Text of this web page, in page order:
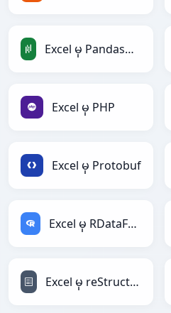
Excel မှ PandasDataFrame
Excel မှ PHP
Excel မှ Protobuf
Excel မှ RDataFrame
Excel မှ reStructuredText